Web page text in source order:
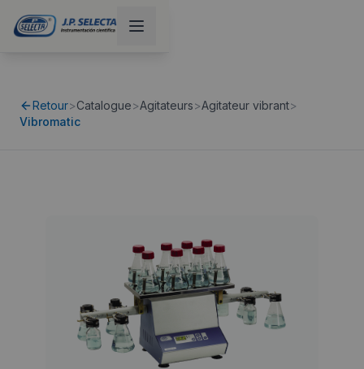
Retour>Catalogue>Agitateurs>Agitateur vibrant>
Vibromatic